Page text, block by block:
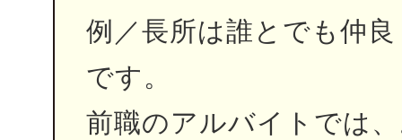
例／長所は誰とでも仲
です。
前職のアルバイトでは